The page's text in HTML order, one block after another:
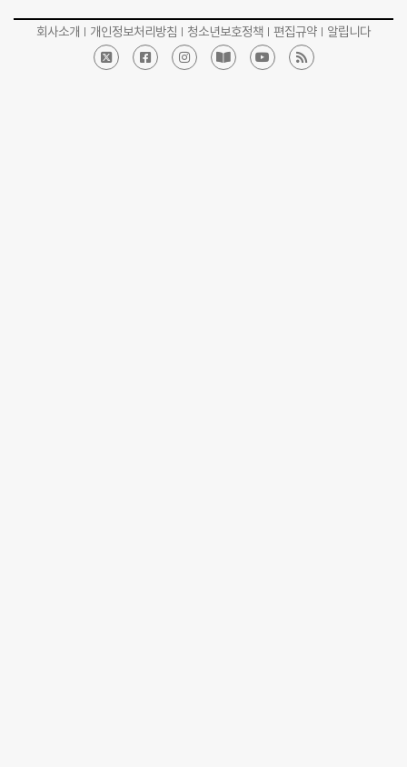
회사소개 개인정보처리방침 청소년보호정책 편집규약 알립니다